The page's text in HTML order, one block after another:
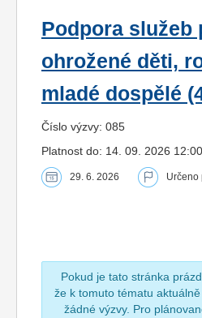
Podpora služeb
ohrožené děti,
mladé dospělé
Číslo výzvy: 085
Platnost do: 14. 09. 2026 12:00
29. 6. 2026 Určeno
Pokud je tato stránka
že k tomuto tématu
žádné výzvy. Pro